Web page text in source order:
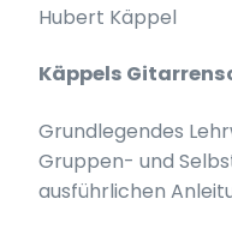
Hubert Käppel
Käppels
Grundlegendes
Gruppen- und
ausführlichen